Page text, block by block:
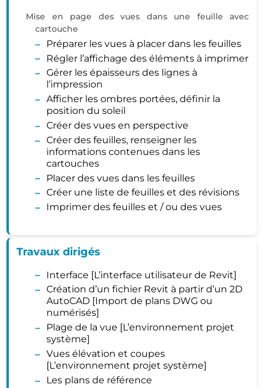
Mise en page des vues dans une feuille avec
cartouche
Préparer les vues à placer dans les feuilles
Régler l’affichage des éléments à imprimer
Gérer les épaisseurs des lignes à
l’impression
Afficher les ombres portées, définir la
position du soleil
Créer des vues en perspective
Créer des feuilles, renseigner les
informations contenues dans les
cartouches
Placer des vues dans les feuilles
Créer une liste de feuilles et des révisions
Imprimer des feuilles et / ou des vues
Travaux dirigés
Interface [L’interface utilisateur de Revit]
Création d’un fichier Revit à partir d’un 2D
AutoCAD [Import de plans DWG ou
numérisés]
Plage de la vue [L’environnement projet
système]
Vues élévation et coupes
[L’environnement projet système]
Les plans de référence